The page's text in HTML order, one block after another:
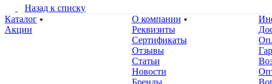
Назад к списку
Каталог
Акции
О компании
Реквизиты
Сертификаты
Отзывы
Статьи
Новости
Бренды